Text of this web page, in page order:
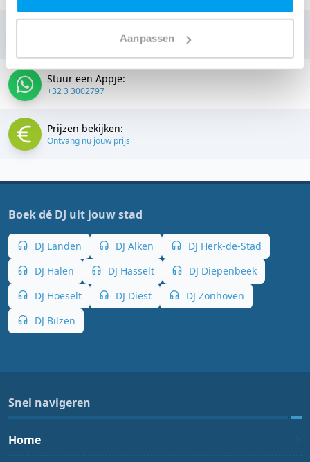
Aanpassen
Stuur een Appje:
+32 3 3002797
Prijzen bekijken:
Ontvang nu jouw prijs
Boek dé DJ uit jouw stad
DJ Landen DJ Alken
DJ Herk-de-Stad
DJ Halen
DJ Hasselt
DJ Diepenbeek
DJ Hoeselt
DJ Diest
DJ Zonhoven
DJ Bilzen
Snel navigeren
Home